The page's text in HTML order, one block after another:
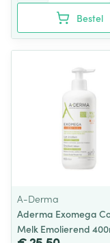
Bestel
A-Derma
Aderma Exomega
Melk Emolierend